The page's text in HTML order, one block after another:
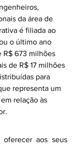
da área de
é filiada ao
o último ano
R$ 673 milhões
de R$ 17 milhões
para
representa um
relação às
aos seus